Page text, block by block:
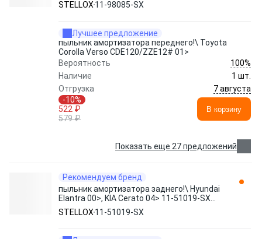
STELLOX 11-98085-SX
Лучшее предложение
пыльник амортизатора переднего!\ Toyota
Corolla Verso CDE120/ZZE12# 01>
Вероятность
100%
Наличие
1 шт.
Отгрузка
7 августа
-10%
522 ₽
579 ₽
В корзину
Показать еще 27 предложений
Рекомендуем бренд
пыльник амортизатора заднего!\ Hyundai
Elantra 00>, KIA Cerato 04> 11-51019-SX
STELLOX
STELLOX 11-51019-SX